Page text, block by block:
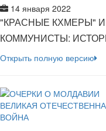
14 января 2022
"КРАСНЫЕ КХМЕРЫ"
КОММУНИСТЫ:
Открыть полную версию